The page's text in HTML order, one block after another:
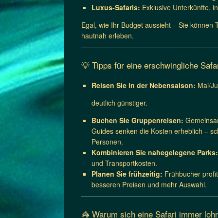
Luxus-Safaris: Exklusive Unterkünfte,
Egal, wie Ihr Budget aussieht – Sie
hautnah erleben.
💡 Tipps für eine erschwingliche
Reisen Sie in der Nebensaison: Mai/
deutlich günstiger.
Buchen Sie Gruppenreisen:
Guides senken die Kosten erheblich –
Personen.
Kombinieren Sie nahegelegene Parks:
und Transportkosten.
Planen Sie frühzeitig: Frühbucher
besseren Preisen und mehr Auswahl.
🦓 Warum sich eine Safari immer